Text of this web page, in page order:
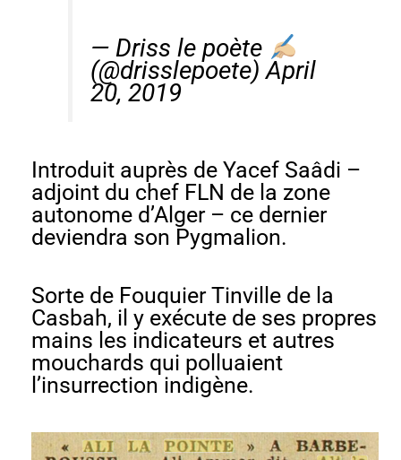
— Driss le poète
(@drisslepoete)April
20, 2019
Introduit auprès de Yacef Saâdi –
adjoint du chef FLN de la zone
autonome d’Alger – ce dernier
deviendra son Pygmalion.
Sorte de Fouquier Tinville de la
Casbah, il y exécute de ses propres
mains les indicateurs et autres
mouchards qui polluaient
l’insurrection indigène.